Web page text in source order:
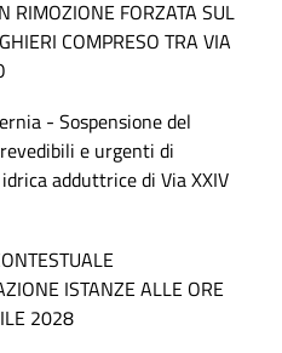
RIMOZIONE FORZATA SUL
COMPRESO TRA VIA
- Sospensione del
e urgenti di
adduttrice di Via XXIV
ISTANZE ALLE ORE
2028